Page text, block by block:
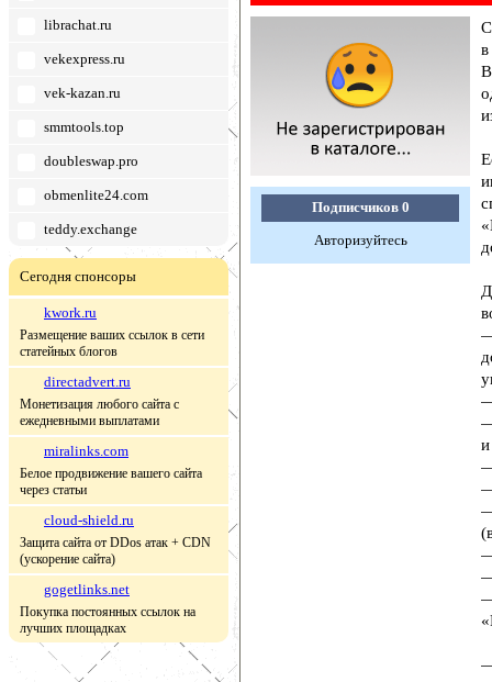
librachat.ru
vekexpress.ru
vek-kazan.ru
smmtools.top
doubleswap.pro
obmenlite24.com
teddy.exchange
Сегодня спонсоры
kwork.ru
Размещение ваших ссылок в сети
статейных блогов
directadvert.ru
Монетизация любого сайта с
ежедневными выплатами
miralinks.com
Белое продвижение вашего сайта
через статьи
cloud-shield.ru
Защита сайта от DDos атак + CDN
(ускорение сайта)
gogetlinks.net
Покупка постоянных ссылок на
лучших площадках
Подписчиков 0
Авторизуйтесь